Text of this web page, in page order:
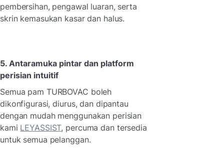
pembersihan, pengawal luaran, serta
skrin kemasukan kasar dan halus.
5. Antaramuka pintar dan platform
perisian intuitif
Semua pam TURBOVAC boleh
dikonfigurasi, diurus, dan dipantau
dengan mudah menggunakan perisian
kami LEYASSIST, percuma dan tersedia
untuk semua pelanggan.